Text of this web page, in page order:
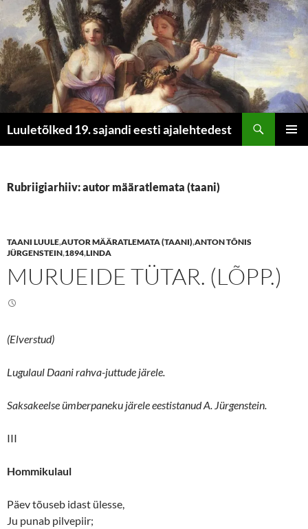
Luuletõlked 19. sajandi eesti ajalehtedest
Rubriigiarhiiv: autor määratlemata (taani)
TAANI LUULE,AUTOR MÄÄRATLEMATA (TAANI),ANTON TÕNIS
JÜRGENSTEIN,1894,LINDA
MURUEIDE TÜTAR. (LÕPP.)
(Elverstud)
Lugulaul Daani rahva-juttude järele.
Saksakeelse ümberpaneku järele eestistanud A. Jürgenstein.
III
Hommikulaul
Päev tõuseb idast ülesse,
Ju punab pilvepiir;